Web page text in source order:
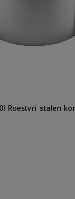
Roestvrij stalen